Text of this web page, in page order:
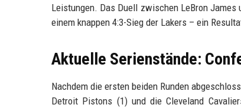
Leistungen. Das Duell zwischen LeBron
einem knappen 4:3-Sieg der Lakers – ein
Aktuelle Serienstände:
Nachdem die ersten beiden Runden
Detroit Pistons (1) und die Cleveland